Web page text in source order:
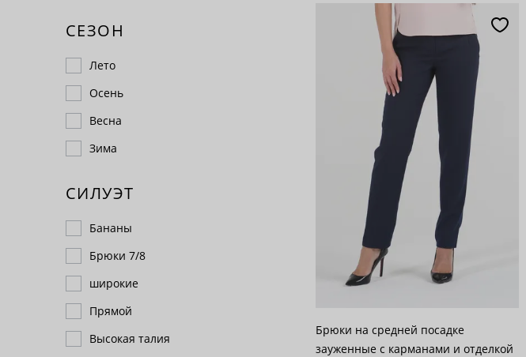
СЕЗОН
Лето
Осень
Весна
Зима
СИЛУЭТ
Бананы
Брюки 7/8
широкие
Прямой
Высокая талия
Брюки на средней посадке
зауженные с карманами и отделкой